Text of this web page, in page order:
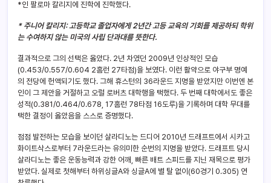
*인 팔로마 칼리지에 진학에 진학했다.
* 주니어 칼리지: 고등학교 졸업자에게 2년간 고등 교육의 기회를 제공하되 학위
는 수여하지 않는 미국의 사립 단과대를 뜻한다.
결과적으로 그의 선택은 옳았다. 2년 차였던 2009년 인상적인 모습
(0.453/0.557/0.604 2홈런 27타점)을 보였다. 이런 활약으로 야구부 명예
의 전당에 헌액되기도 했다. 그해 휴스턴의 36라운드 지명을 받았지만 이번엔 본
인이 그 제안을 거절하고 오럴 로버츠 대학행을 택했다. 두 번째 대학에서도 좋은
성적(0.381/0.464/0.678, 17홈런 78타점 16도루)을 기록하며 대학 무대를
택한 결정이 옳았음을 스스로 증명했다.
점점 발전하는 모습을 보이던 살라디노는 드디어 2010년 드래프트에서 시카고
화이트삭스로부터 7라운드라는 유의미한 순번의 지명을 받았다. 드래프트 당시
살라디노는 좋은 운동능력과 강한 어깨, 빠른 배트 스피드를 지닌 재목으로 평가
받았다. 실제로 첫해부터 하위싱글A와 싱글A에 별 탈 없이(60경기 0.305) 연